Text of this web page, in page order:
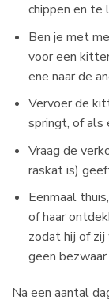
chippen en te
Ben je met
voor een
ene naar de
Vervoer de
springt, of als
Vraag de
raskat is)
Eenmaal
of haar
zodat hij of
geen
Na een aantal